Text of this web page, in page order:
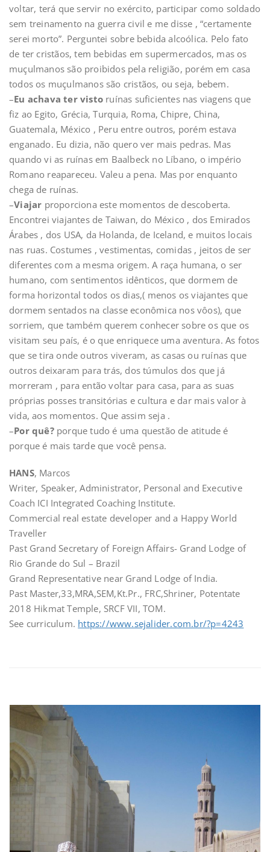
voltar, terá que servir no exército, participar como soldado
sem treinamento na guerra civil e me disse , “certamente
serei morto”. Perguntei sobre bebida alcoólica. Pelo fato
de ter cristãos, tem bebidas em supermercados, mas os
muçulmanos são proibidos pela religião, porém em casa
todos os muçulmanos são cristãos, ou seja, bebem.
–Eu achava ter visto ruínas suficientes nas viagens que
fiz ao Egito, Grécia, Turquia, Roma, Chipre, China,
Guatemala, México , Peru entre outros, porém estava
enganado. Eu dizia, não quero ver mais pedras. Mas
quando vi as ruínas em Baalbeck no Líbano, o império
Romano reapareceu. Valeu a pena. Mas por enquanto
chega de ruínas.
–Viajar proporciona este momentos de descoberta.
Encontrei viajantes de Taiwan, do México , dos Emirados
Árabes , dos USA, da Holanda, de Iceland, e muitos locais
nas ruas. Costumes , vestimentas, comidas , jeitos de ser
diferentes com a mesma origem. A raça humana, o ser
humano, com sentimentos idênticos, que dormem de
forma horizontal todos os dias,( menos os viajantes que
dormem sentados na classe econômica nos vôos), que
sorriem, que também querem conhecer sobre os que os
visitam seu país, é o que enriquece uma aventura. As fotos
que se tira onde outros viveram, as casas ou ruínas que
outros deixaram para trás, dos túmulos dos que já
morreram , para então voltar para casa, para as suas
próprias posses transitórias e cultura e dar mais valor à
vida, aos momentos. Que assim seja .
–Por quê? porque tudo é uma questão de atitude é
porque é mais tarde que você pensa.
HANS, Marcos
Writer, Speaker, Administrator, Personal and Executive
Coach ICI Integrated Coaching Institute.
Commercial real estate developer and a Happy World
Traveller
Past Grand Secretary of Foreign Affairs- Grand Lodge of
Rio Grande do Sul – Brazil
Grand Representative near Grand Lodge of India.
Past Master,33,MRA,SEM,Kt.Pr., FRC,Shriner, Potentate
2018 Hikmat Temple, SRCF VII, TOM.
See curriculum. https://www.sejalider.com.br/?p=4243